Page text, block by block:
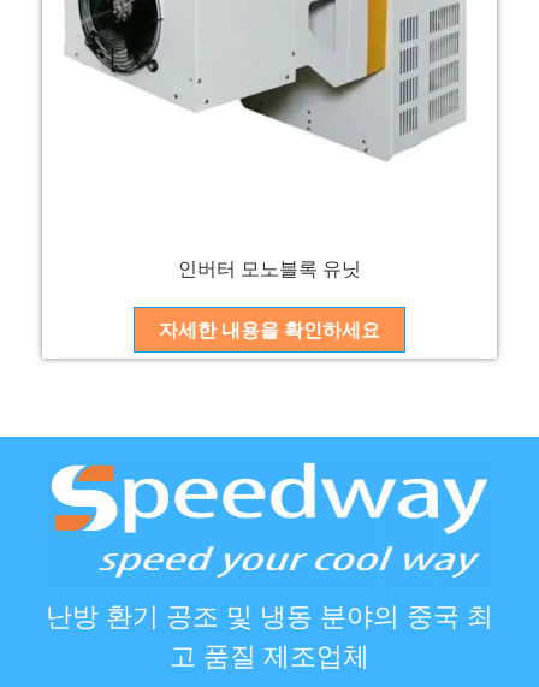
인버터 모노블록 유닛
자세한 내용을 확인하세요
난방 환기 공조 및 냉동 분야의 중국 최
고 품질 제조업체